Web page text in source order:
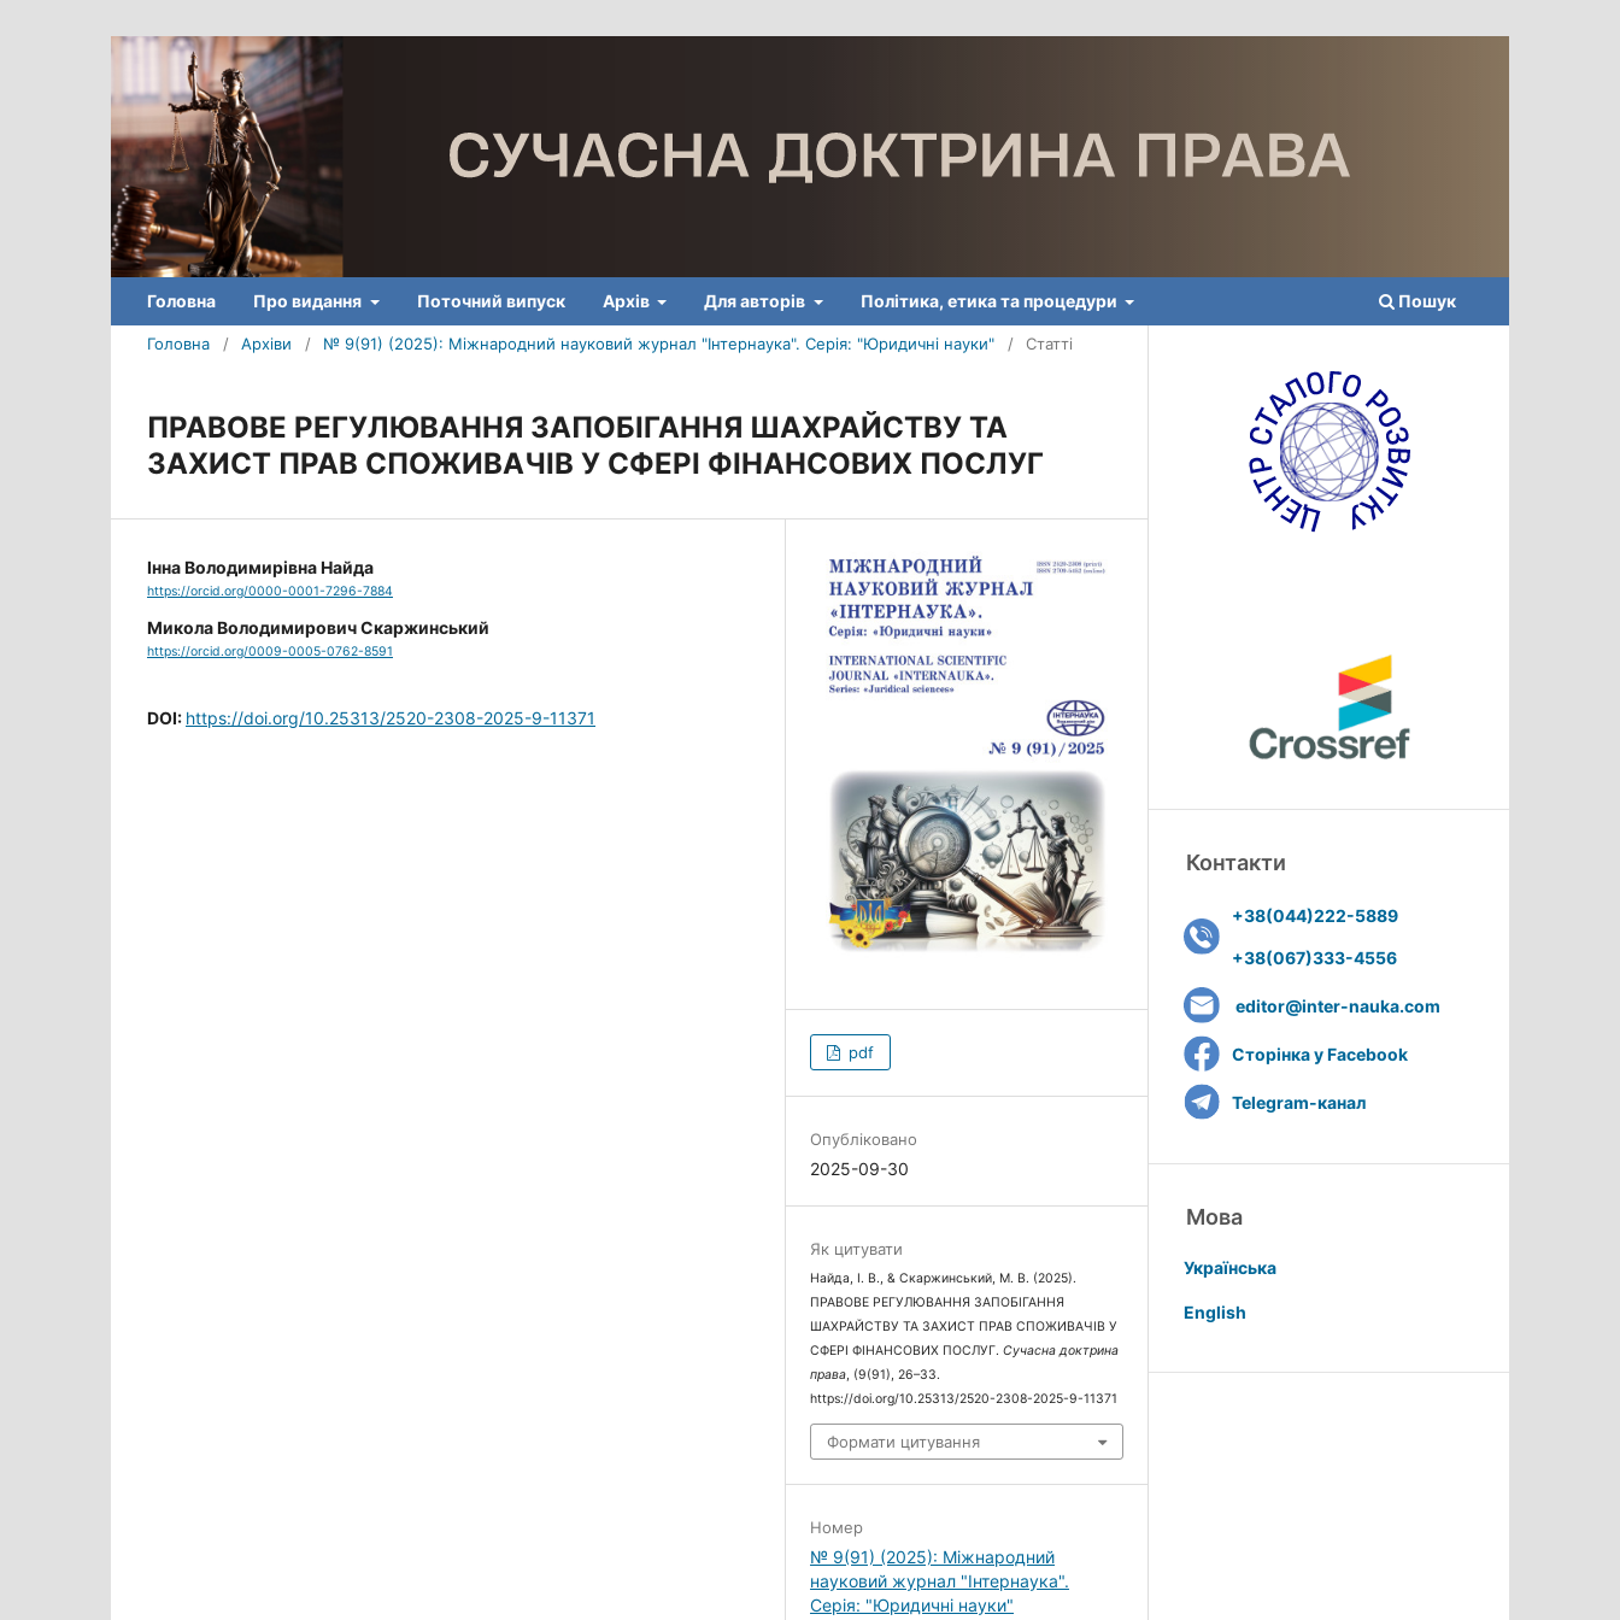
Головна Про видання Поточний випуск Архів Для авторів Політика, етика та процедури Пошук
Головна / Архіви / № 9(91) (2025): Міжнародний науковий журнал "Інтернаука". Серія: "Юридичні науки" / Статті
ПРАВОВЕ РЕГУЛЮВАННЯ ЗАПОБІГАННЯ ШАХРАЙСТВУ ТА
ЗАХИСТ ПРАВ СПОЖИВАЧІВ У СФЕРІ ФІНАНСОВИХ ПОСЛУГ
Інна Володимирівна Найда
https://orcid.org/0000-0001-7296-7884
Микола Володимирович Скаржинський
https://orcid.org/0009-0005-0762-8591
DOI: https://doi.org/10.25313/2520-2308-2025-9-11371
pdf
Опубліковано
2025-09-30
Як цитувати
Найда, І. В., & Скаржинський, М. В. (2025).
ПРАВОВЕ РЕГУЛЮВАННЯ ЗАПОБІГАННЯ
ШАХРАЙСТВУ ТА ЗАХИСТ ПРАВ СПОЖИВАЧІВ У
СФЕРІ ФІНАНСОВИХ ПОСЛУГ.Сучасна доктрина
права , (9(91), 26–33.
https://doi.org/10.25313/2520-2308-2025-9-11371
Формати цитування
Номер
№ 9(91) (2025): Міжнародний
науковий журнал "Інтернаука".
Серія: "Юридичні науки"
Контакти
+38(044)222-5889
+38(067)333-4556
editor@inter-nauka.com
Сторінка у Facebook
Telegram-канал
Мова
Українська
English